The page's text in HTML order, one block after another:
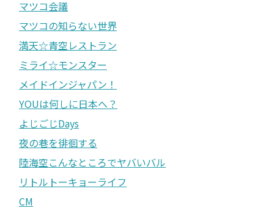
マツコ会議
マツコの知らない世界
満天☆青空レストラン
ミライ☆モンスター
メイドインジャパン！
YOUは何しに日本へ？
よじごじDays
夜の巷を徘徊する
陸海空こんなところでヤバいバル
リトルトーキョーライフ
CM